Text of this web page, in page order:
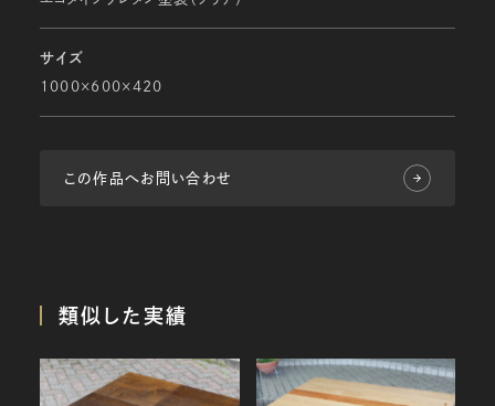
サイズ
1000×600×420
この作品へお問い合わせ
類似した実績